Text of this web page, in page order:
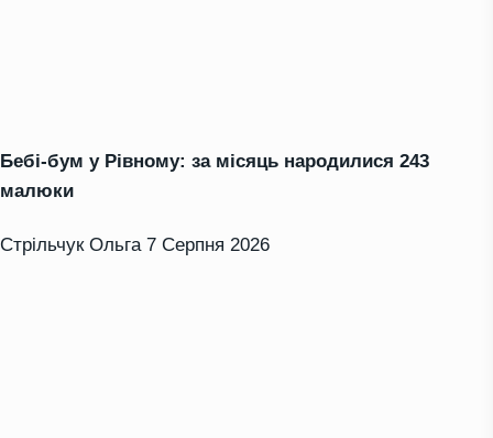
Бебі-бум у Рівному: за місяць народилися 243
малюки
Стрільчук Ольга 7 Серпня 2026